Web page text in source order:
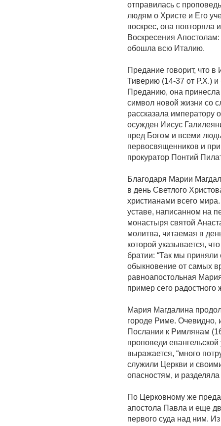
отправилась с
людям о Христе и Его
воскрес, она повторяла
Воскресения
обошла всю Италию.
Предание говорит, что
Тиверию (14-37 от Р.Х.)
Преданию, она принесла
символ новой жизни со
рассказала императору
осужден Иисус
пред Богом и всеми
первосвященников и
прокуратор Понтий
Благодаря Марии
в день Светлого
христианами всего
уставе, написанном на
монастыря святой
молитва, читаемая в
которой указывается,
братии: “Так мы
обыкновение от самых
равноапостольная
пример сего
Мария Магдалина
городе Риме. Очевидно,
Послании к Римлянам
проповеди
выражается, “много
служили Церкви и
опасностям, и
По Церковному же
апостола Павла и еще
первого суда над ним.